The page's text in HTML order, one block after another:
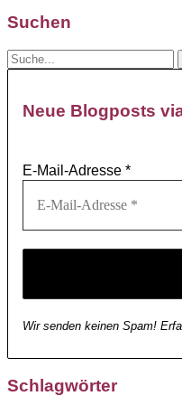
Suchen
Neue Blogposts
E-Mail-Adresse *
Wir senden keinen Spam!
Schlagwörter